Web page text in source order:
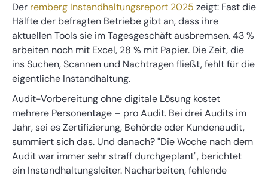
Der remberg Instandhaltungsreport 2025 zeigt: Fast die
Hälfte der befragten Betriebe gibt an, dass ihre
aktuellen Tools sie im Tagesgeschäft ausbremsen. 43 %
arbeiten noch mit Excel, 28 % mit Papier. Die Zeit, die
ins Suchen, Scannen und Nachtragen fließt, fehlt für die
eigentliche Instandhaltung.
Audit-Vorbereitung ohne digitale Lösung kostet
mehrere Personentage – pro Audit. Bei drei Audits im
Jahr, sei es Zertifizierung, Behörde oder Kundenaudit,
summiert sich das. Und danach? "Die Woche nach dem
Audit war immer sehr straff durchgeplant", berichtet
ein Instandhaltungsleiter. Nacharbeiten, fehlende